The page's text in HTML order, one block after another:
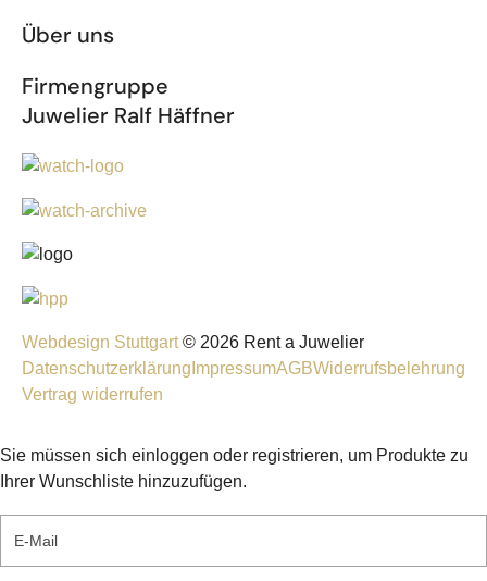
Über uns
Firmengruppe
Juwelier Ralf Häffner
Webdesign Stuttgart © 2026 Rent a Juwelier
Datenschutzerklärung ImpressumAGBWiderrufsbelehrung
Vertrag widerrufen
Sie müssen sich einloggen oder registrieren, um Produkte zu
Ihrer Wunschliste hinzuzufügen.
E-Mail